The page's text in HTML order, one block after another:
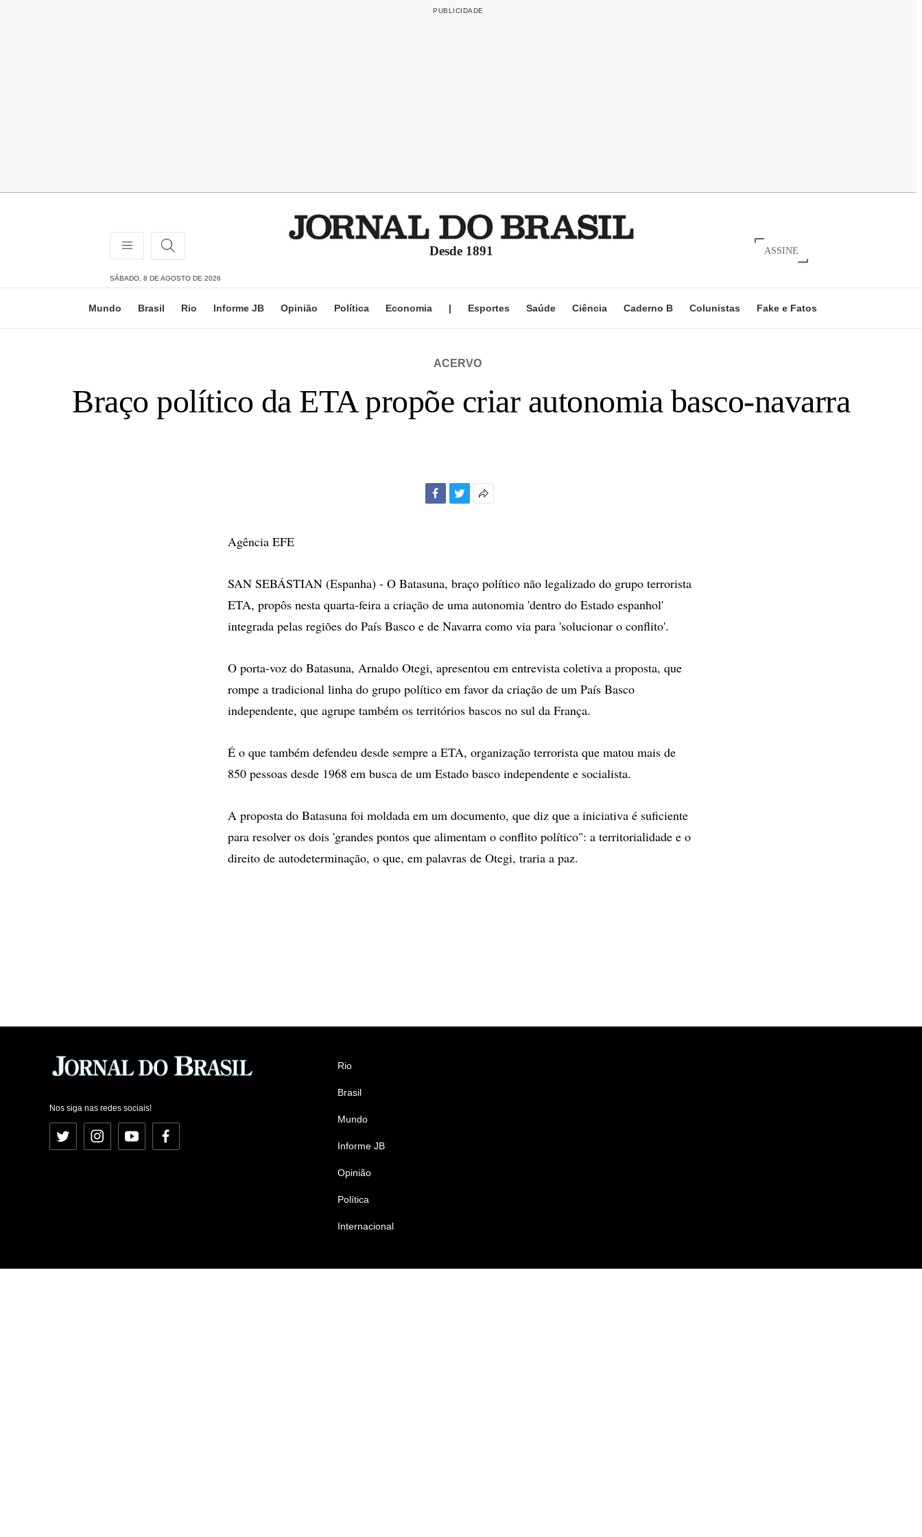
Desde 1891 ASSINE
SÁBADO, 8 DE AGOSTO DE 2026
Mundo Brasil Rio Informe JB Opinião Política Economia | Esportes Saúde Ciência Caderno B Colunistas Fake e Fatos
ACERVO
Braço político da ETA propõe criar autonomia basco-navarra
Agência EFE
SAN SEBÁSTIAN (Espanha) - O Batasuna, braço político não legalizado do grupo terrorista
ETA, propôs nesta quarta-feira a criação de uma autonomia 'dentro do Estado espanhol'
integrada pelas regiões do País Basco e de Navarra como via para 'solucionar o conflito'.
O porta-voz do Batasuna, Arnaldo Otegi, apresentou em entrevista coletiva a proposta, que
rompe a tradicional linha do grupo político em favor da criação de um País Basco
independente, que agrupe também os territórios bascos no sul da França.
É o que também defendeu desde sempre a ETA, organização terrorista que matou mais de
850 pessoas desde 1968 em busca de um Estado basco independente e socialista.
A proposta do Batasuna foi moldada em um documento, que diz que a iniciativa é suficiente
para resolver os dois 'grandes pontos que alimentam o conflito político": a territorialidade e o
direito de autodeterminação, o que, em palavras de Otegi, traria a paz.
Nos siga nas redes sociais!
Twitter InstagramYouTubeFacebook
Rio
Brasil
Mundo
Informe JB
Opinião
Política
Internacional